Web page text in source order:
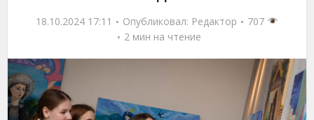
18.10.2024 17:11 Опубликовал: Редактор
707
2 мин на чтение